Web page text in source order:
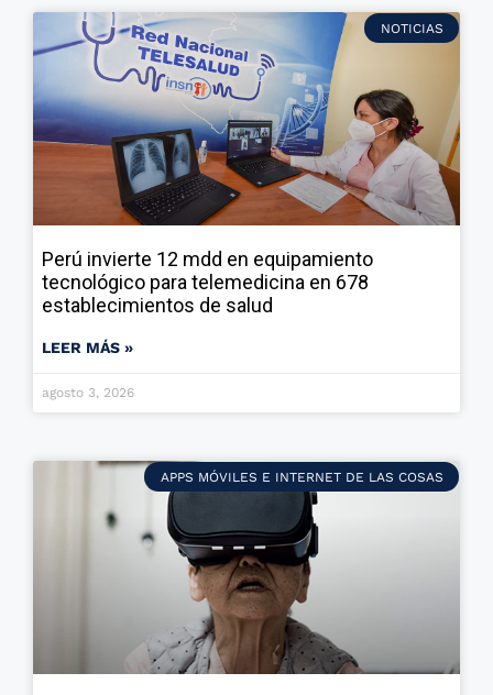
NOTICIAS
Perú invierte 12 mdd en equipamiento
tecnológico para telemedicina en 678
establecimientos de salud
LEER MÁS »
agosto 3, 2026
APPS MÓVILES E INTERNET DE LAS COSAS